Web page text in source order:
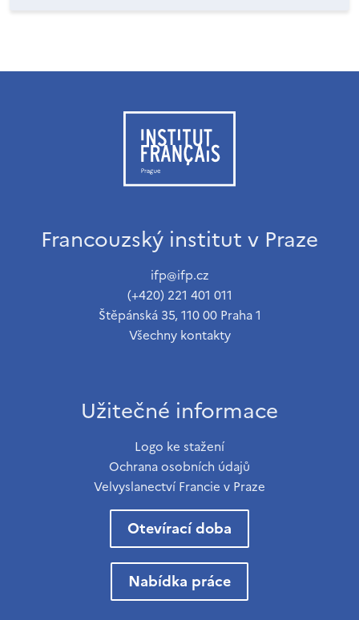
Francouzský institut v Praze
ifp@ifp.cz
(+420) 221 401 011
Štěpánská 35, 110 00 Praha 1
Všechny kontakty
Užitečné informace
Logo ke stažení
Ochrana osobních údajů
Velvyslanectví Francie v Praze
Otevírací doba
Nabídka práce